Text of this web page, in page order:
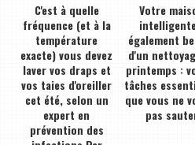
C'est à quelle
fréquence (et à la
température
exacte) vous devez
laver vos draps et
vos taies d'oreiller
cet été, selon un
expert en
prévention des
Votre
également
d'un
printemps :
tâches
que vous ne
pas